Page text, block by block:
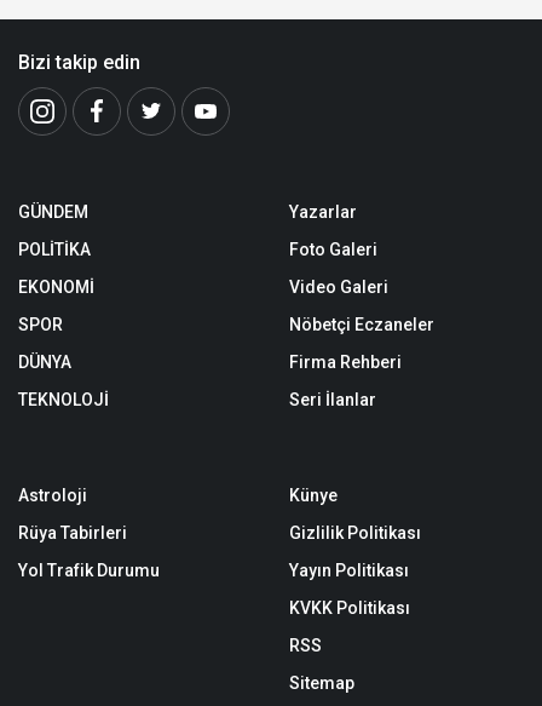
Bizi takip edin
GÜNDEM
POLİTİKA
EKONOMİ
SPOR
DÜNYA
TEKNOLOJİ
Yazarlar
Foto Galeri
Video Galeri
Nöbetçi Eczaneler
Firma Rehberi
Seri İlanlar
Astroloji
Rüya Tabirleri
Yol Trafik Durumu
Künye
Gizlilik Politikası
Yayın Politikası
KVKK Politikası
RSS
Sitemap